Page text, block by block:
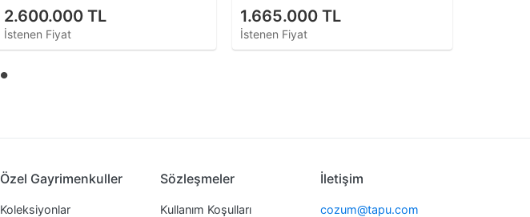
2.600.000 TL
İstenen Fiyat
1.665.000 TL
İstenen Fiyat
Özel Gayrimenkuller
Koleksiyonlar
Sözleşmeler
Kullanım Koşulları
İletişim
cozum@tapu.com